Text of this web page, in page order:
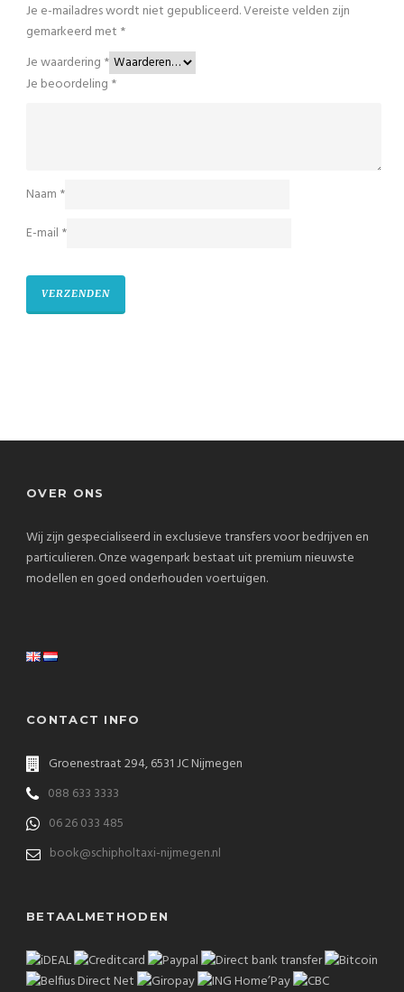
Je e-mailadres wordt niet gepubliceerd.Vereiste velden zijn
gemarkeerd met *
Je waardering *
Je beoordeling *
Naam *
E-mail *
OVER ONS
Wij zijn gespecialiseerd in exclusieve transfers voor bedrijven en
particulieren. Onze wagenpark bestaat uit premium nieuwste
modellen en goed onderhouden voertuigen.
CONTACT INFO
Groenestraat 294, 6531 JC Nijmegen
088 633 3333
06 26 033 485
book@schipholtaxi-nijmegen.nl
BETAALMETHODEN